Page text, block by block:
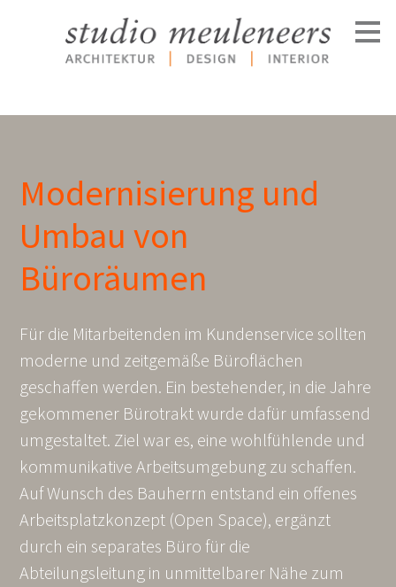
Hauptinhalten
Modernisierung und
Umbau von
Büroräumen
Für die Mitarbeitenden im Kundenservice sollten
moderne und zeitgemäße Büroflächen
geschaffen werden. Ein bestehender, in die Jahre
gekommener Bürotrakt wurde dafür umfassend
umgestaltet. Ziel war es, eine wohlfühlende und
kommunikative Arbeitsumgebung zu schaffen.
Auf Wunsch des Bauherrn entstand ein offenes
Arbeitsplatzkonzept (Open Space), ergänzt
durch ein separates Büro für die
Abteilungsleitung in unmittelbarer Nähe zum